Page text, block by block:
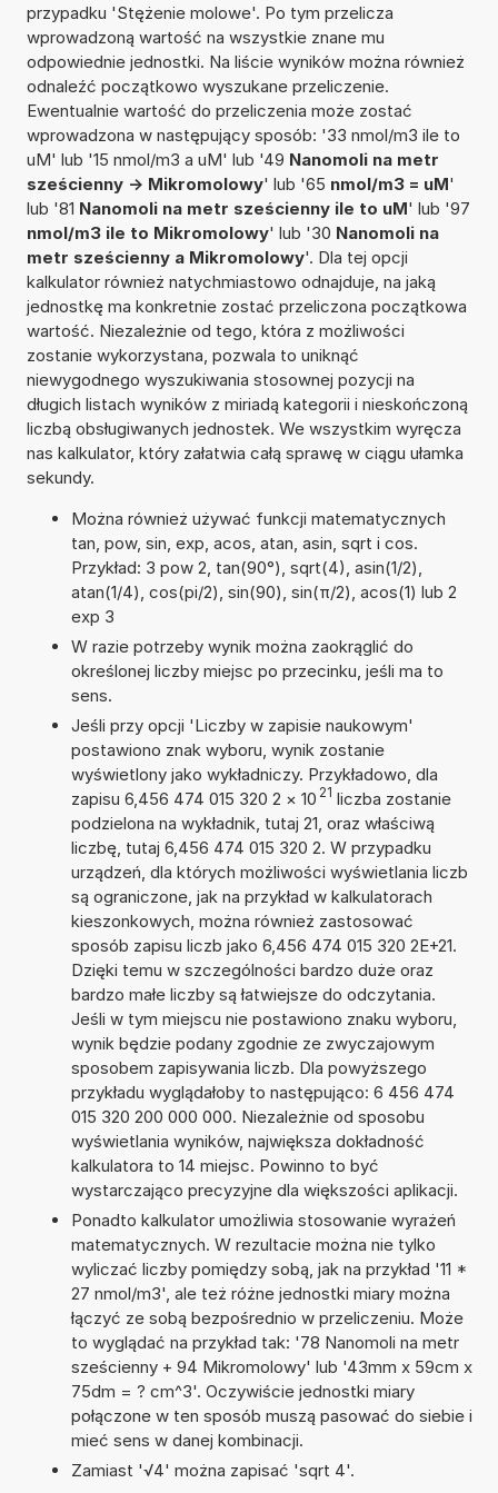
przypadku 'Stężenie molowe'. Po tym przelicza
wprowadzoną wartość na wszystkie znane mu
odpowiednie jednostki. Na liście wyników można również
odnaleźć początkowo wyszukane przeliczenie.
Ewentualnie wartość do przeliczenia może zostać
wprowadzona w następujący sposób: '33 nmol/m3 ile to
uM' lub '15 nmol/m3 a uM' lub '49 Nanomoli na metr
sześcienny -> Mikromolowy' lub '65 nmol/m3 = uM'
lub '81 Nanomoli na metr sześcienny ile to uM' lub '97
nmol/m3 ile to Mikromolowy' lub '30 Nanomoli na
metr sześcienny a Mikromolowy'. Dla tej opcji
kalkulator również natychmiastowo odnajduje, na jaką
jednostkę ma konkretnie zostać przeliczona początkowa
wartość. Niezależnie od tego, która z możliwości
zostanie wykorzystana, pozwala to uniknąć
niewygodnego wyszukiwania stosownej pozycji na
długich listach wyników z miriadą kategorii i nieskończoną
liczbą obsługiwanych jednostek. We wszystkim wyręcza
nas kalkulator, który załatwia całą sprawę w ciągu ułamka
sekundy.
Można również używać funkcji matematycznych
tan, pow, sin, exp, acos, atan, asin, sqrt i cos.
Przykład: 3 pow 2, tan(90°), sqrt(4), asin(1/2),
atan(1/4), cos(pi/2), sin(90), sin(π/2), acos(1) lub 2
exp 3
W razie potrzeby wynik można zaokrąglić do
określonej liczby miejsc po przecinku, jeśli ma to
sens.
Jeśli przy opcji 'Liczby w zapisie naukowym'
postawiono znak wyboru, wynik zostanie
wyświetlony jako wykładniczy. Przykładowo, dla
zapisu 6,456 474 015 320 2 × 10 21 liczba zostanie
podzielona na wykładnik, tutaj 21, oraz właściwą
liczbę, tutaj 6,456 474 015 320 2. W przypadku
urządzeń, dla których możliwości wyświetlania liczb
są ograniczone, jak na przykład w kalkulatorach
kieszonkowych, można również zastosować
sposób zapisu liczb jako 6,456 474 015 320 2E+21.
Dzięki temu w szczególności bardzo duże oraz
bardzo małe liczby są łatwiejsze do odczytania.
Jeśli w tym miejscu nie postawiono znaku wyboru,
wynik będzie podany zgodnie ze zwyczajowym
sposobem zapisywania liczb. Dla powyższego
przykładu wyglądałoby to następująco: 6 456 474
015 320 200 000 000. Niezależnie od sposobu
wyświetlania wyników, największa dokładność
kalkulatora to 14 miejsc. Powinno to być
wystarczająco precyzyjne dla większości aplikacji.
Ponadto kalkulator umożliwia stosowanie wyrażeń
matematycznych. W rezultacie można nie tylko
wyliczać liczby pomiędzy sobą, jak na przykład '11 *
27 nmol/m3', ale też różne jednostki miary można
łączyć ze sobą bezpośrednio w przeliczeniu. Może
to wyglądać na przykład tak: '78 Nanomoli na metr
sześcienny + 94 Mikromolowy' lub '43mm x 59cm x
75dm = ? cm^3'. Oczywiście jednostki miary
połączone w ten sposób muszą pasować do siebie i
mieć sens w danej kombinacji.
Zamiast '√4' można zapisać 'sqrt 4'.